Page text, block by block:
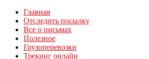
Главная
Отследить посылку
Все о письмах
Полезное
Грузоперевозки
Трекинг онлайн